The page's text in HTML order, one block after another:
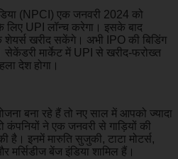
(NPCI) एक जनवरी 2024 को
लिए UPI लॉन्च करेगा। इसके बाद
खरीद सकेंगे। अभी IPO की बिडिंग
मार्केट में UPI से खरीद-फरोख्‍त
देश होगा।
बना रहे हैं तो नए साल में आपको ज्यादा
ने एक जनवरी से गाड़ियों की
है। इनमें मारुति सुजुकी, टाटा मोटर्स,
मर्सिडीज बेंज इंडिया शामिल हैं।